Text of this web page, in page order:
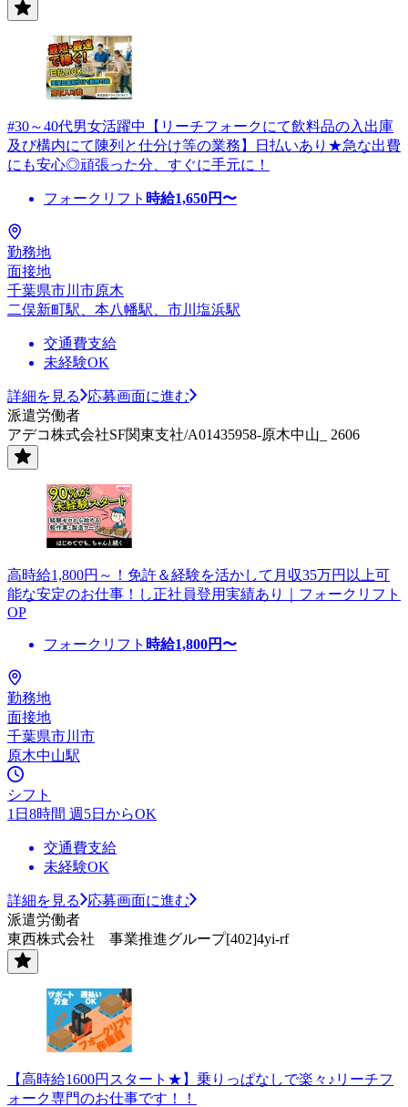
#30～40代男女活躍中【リーチフォークにて飲料品の入出庫
及び構内にて陳列と仕分け等の業務】日払いあり★急な出費
にも安心◎頑張った分、すぐに手元に！
フォークリフト 時給1,650円〜
勤務地
面接地
千葉県市川市原木
二俣新町駅、本八幡駅、市川塩浜駅
交通費支給
未経験OK
詳細を見る
応募画面に進む
派遣労働者
アデコ株式会社SF関東支社/A01435958-原木中山_ 2606
高時給1,800円～！免許＆経験を活かして月収35万円以上可
能な安定のお仕事！し正社員登用実績あり｜フォークリフト
OP
フォークリフト 時給1,800円〜
勤務地
面接地
千葉県市川市
原木中山駅
シフト
1日8時間 週5日からOK
交通費支給
未経験OK
詳細を見る
応募画面に進む
派遣労働者
東西株式会社 事業推進グループ[402]4yi-rf
【高時給1600円スタート★】乗りっぱなしで楽々♪リーチフ
ォーク専門のお仕事です！！